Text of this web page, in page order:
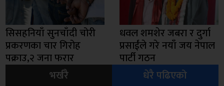
सिसहनियाँ सुनचाँदी चोरी
प्रकरणका चार गिरोह
पक्राउ,२ जना फरार
धवल शमशेर जबरा र दुर्गा
प्रसाईंले गरे नयाँ जय नेपाल
पार्टी गठन
भर्खरै
धेरै पढिएको